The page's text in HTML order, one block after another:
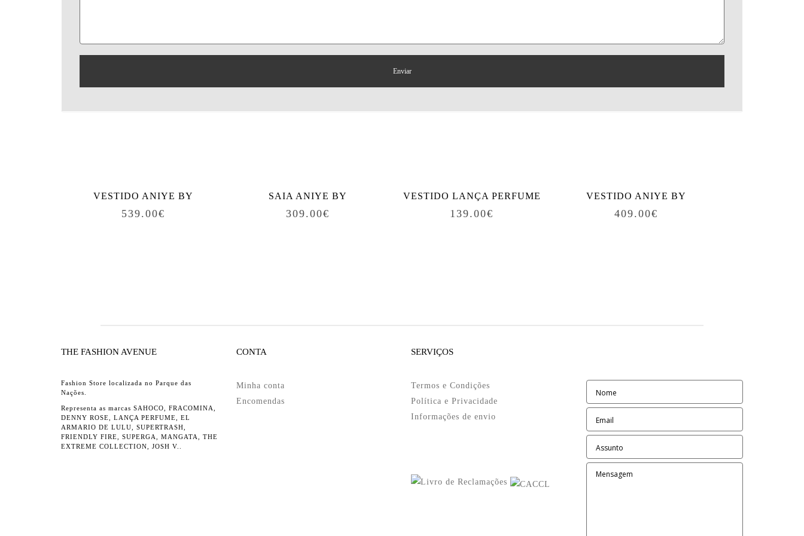
VESTIDO ANIYE BY
539.00€
SAIA ANIYE BY
309.00€
VESTIDO LANÇA PERFUME
139.00€
VESTIDO ANIYE BY
409.00€
THE FASHION AVENUE
Fashion Store localizada no Parque das
Nações.
Representa as marcas SAHOCO, FRACOMINA,
DENNY ROSE, LANÇA PERFUME, EL
ARMARIO DE LULU, SUPERTRASH,
FRIENDLY FIRE, SUPERGA, MANGATA, THE
EXTREME COLLECTION, JOSH V..
CONTA
Minha conta
Encomendas
SERVIÇOS
Termos e Condições
Política e Privacidade
Informações de envio